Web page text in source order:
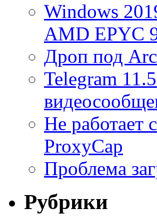
Windows
AMD EPYC
Дроп под
Telegram
Не работает
ProxyCap
Проблема
Рубрики